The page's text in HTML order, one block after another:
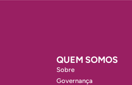
QUEM SOMOS
Sobre
Governança